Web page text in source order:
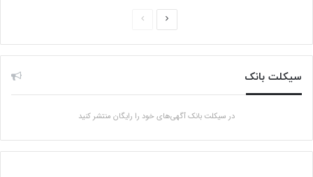
صفحه
صفحه
سیکلت بانک
در سیکلت بانک آگهی‌های خود را رایگان منتشر کنید